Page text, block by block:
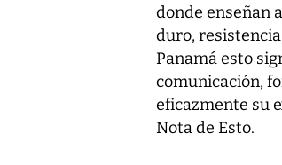
donde enseñan
duro,
Panamá esto
comunicación,
eficazmente su
Nota de Esto.